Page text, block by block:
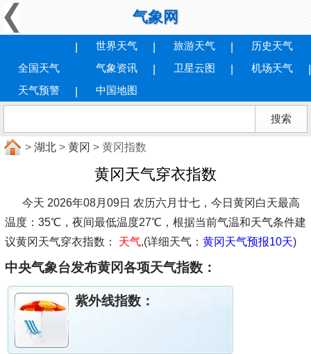
气象网
全国天气
世界天气 旅游天气
历史天气
气象资讯
卫星云图
机场天气
天气预警
中国地图
> 湖北 > 黄冈 > 黄冈指数
黄冈天气穿衣指数
今天 2026年08月09日 农历六月廿七，今日黄冈白天最高
温度：35℃，夜间最低温度27℃，根据当前气温和天气条件建
议黄冈天气穿衣指数： 天气,(详细天气： 黄冈天气预报10天)
中央气象台发布黄冈各项天气指数：
紫外线指数：